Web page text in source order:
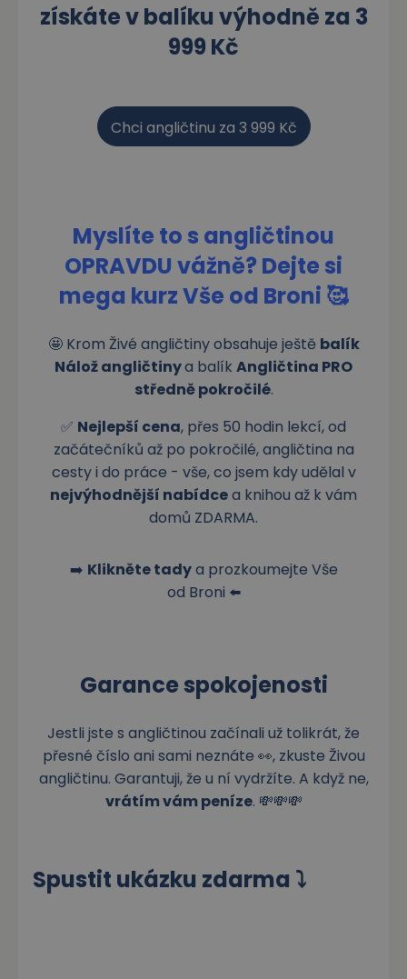
získáte v balíku výhodně za 3
999 Kč
Chci angličtinu za 3 999 Kč
Myslíte to s angličtinou
OPRAVDU vážně? Dejte si
mega kurz Vše od Broni 🥰
🤩 Krom Živé angličtiny obsahuje ještě balík
Nálož angličtinya balík Angličtina PRO
středně pokročilé.
✅ Nejlepší cena, přes 50 hodin lekcí, od
začátečníků až po pokročilé, angličtina na
cesty i do práce - vše, co jsem kdy udělal v
nejvýhodnější nabídcea knihou až k vám
domů ZDARMA.
➡️ Klikněte tadya prozkoumejte Vše
od Broni ⬅️
Garance spokojenosti
Jestli jste s angličtinou začínali už tolikrát, že
přesné číslo ani sami neznáte 👀, zkuste Živou
angličtinu. Garantuji, že u ní vydržíte. A když ne,
vrátím vám peníze. 💸💸💸
Spustit ukázku zdarma ⤵️